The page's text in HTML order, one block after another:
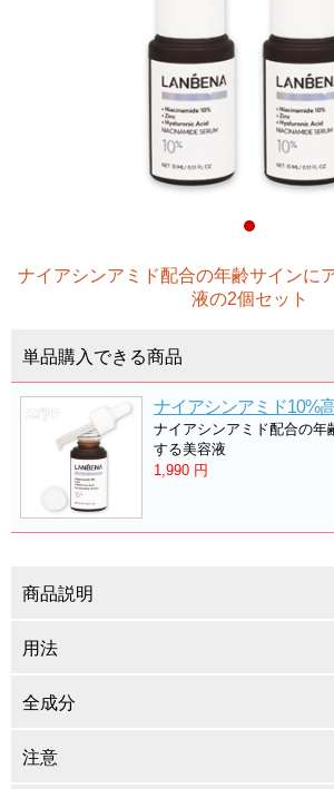
ナイアシンアミド配合の年齢サインに
液の2個セット
単品購入できる商品
ナイアシンアミド10%
ナイアシンアミド配合の年
する美容液
1,990 円
商品説明
用法
全成分
注意